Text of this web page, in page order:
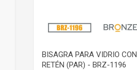
BISAGRA PARA VIDRIO CON
RETÉN (PAR) - BRZ-1196